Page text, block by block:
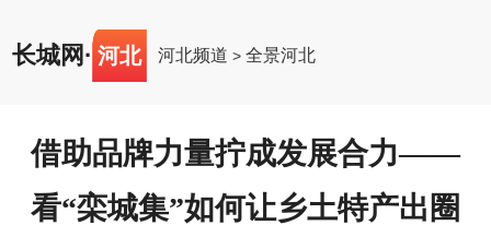
长城网 · 河北 河北频道 >全景河北
借助品牌力量拧成发展合力——
看“栾城集”如何让乡土特产出圈